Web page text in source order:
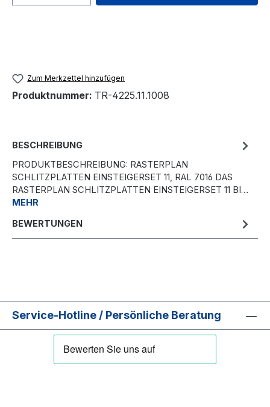
Zum Merkzettel hinzufügen
Produktnummer: TR-4225.11.1008
BESCHREIBUNG
PRODUKTBESCHREIBUNG: RASTERPLAN
SCHLITZPLATTEN EINSTEIGERSET 11, RAL 7016 DAS
RASTERPLAN SCHLITZPLATTEN EINSTEIGERSET 11 BI…
MEHR
BEWERTUNGEN
Service-Hotline / Persönliche Beratung